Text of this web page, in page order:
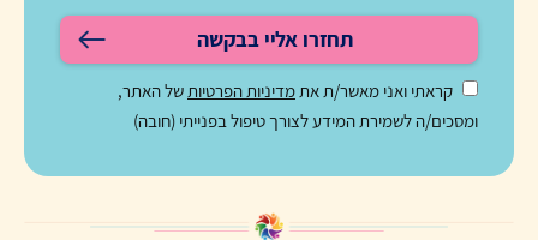
תחזרו אליי בבקשה
קראתי ואני מאשר/ת את מדיניות הפרטיות של האתר,
ומסכים/ה לשמירת המידע לצורך טיפול בפנייתי (חובה)